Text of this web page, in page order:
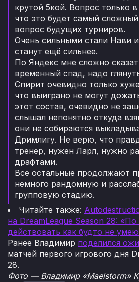
крутой 5кой. Вопрос только
что это будет самый
вопрос будущих турниров.
Очень сильными стали Нави
станут ещё сильнее.
По Яндекс мне сложно
временный спад, надо
Спирит очевидно только
что выиграно не могут
этот состав, очевидно не
слышал непонятно откуда
они не собираются
Дримлигу. Не верю, что
тренер, нужен Ларл, нужно
драфтами.
Все остальные продолжают
немного рандомную и
групповую стадию.
Читайте также:
на DreamLeague Season 28:
действовать как будто не
Ранее Владимир поделился
матчей первого игрового дня
28.
Фото — Владимир «Maelstorm»